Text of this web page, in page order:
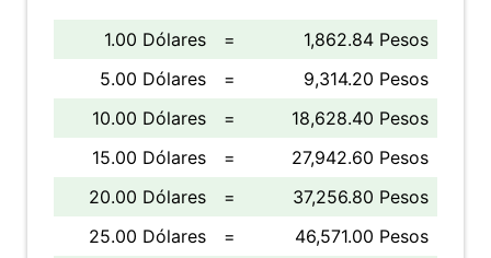
1.00 Dólares =
1,862.84 Pesos
5.00 Dólares
=
9,314.20 Pesos
10.00 Dólares
=
18,628.40 Pesos
15.00 Dólares
=
27,942.60 Pesos
20.00 Dólares
=
37,256.80 Pesos
25.00 Dólares
=
46,571.00 Pesos